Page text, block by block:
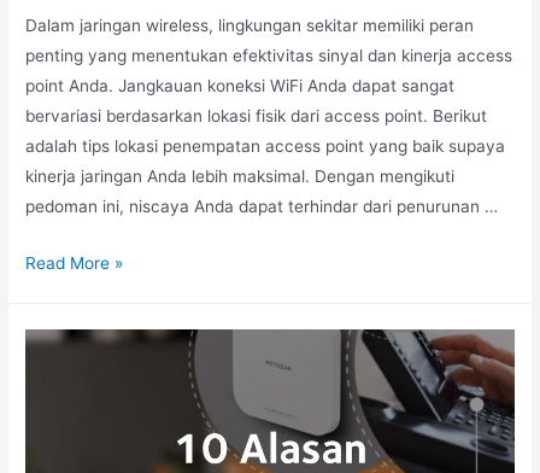
Dalam jaringan wireless, lingkungan sekitar memiliki peran
penting yang menentukan efektivitas sinyal dan kinerja access
point Anda. Jangkauan koneksi WiFi Anda dapat sangat
bervariasi berdasarkan lokasi fisik dari access point. Berikut
adalah tips lokasi penempatan access point yang baik supaya
kinerja jaringan Anda lebih maksimal. Dengan mengikuti
pedoman ini, niscaya Anda dapat terhindar dari penurunan …
Read More »